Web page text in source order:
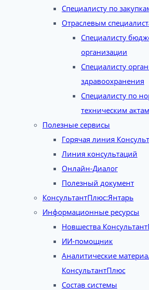
Специалисту по
Отраслевым
Специалисту
организации
Специалисту
здравоохранения
Специалисту по
техническим актам
Полезные сервисы
Горячая линия
Линия консультаций
Онлайн-Диалог
Полезный документ
КонсультантПлюс:Янтарь
Информационные ресурсы
Новшества
ИИ-помощник
Аналитические
КонсультантПлюс
Состав системы